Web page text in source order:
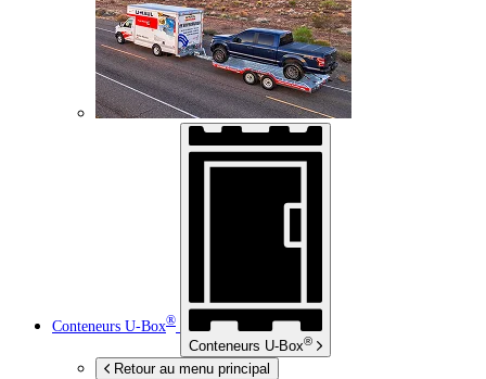
Conteneurs U-Box®
Conteneurs U-Box®
Retour au menu principal